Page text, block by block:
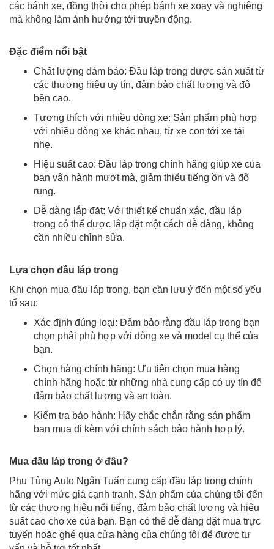
các bánh xe, đồng thời cho phép bánh xe xoay và nghiêng
mà không làm ảnh hưởng tới truyền động.
Đặc điểm nổi bật
Chất lượng đảm bảo: Đầu láp trong được sản xuất từ
các thương hiệu uy tín, đảm bảo chất lượng và độ
bền cao.
Tương thích với nhiều dòng xe: Sản phẩm phù hợp
với nhiều dòng xe khác nhau, từ xe con tới xe tải
nhẹ.
Hiệu suất cao: Đầu láp trong chính hãng giúp xe của
bạn vận hành mượt mà, giảm thiểu tiếng ồn và độ
rung.
Dễ dàng lắp đặt: Với thiết kế chuẩn xác, đầu láp
trong có thể được lắp đặt một cách dễ dàng, không
cần nhiều chỉnh sửa.
Lựa chọn đầu láp trong
Khi chọn mua đầu láp trong, bạn cần lưu ý đến một số yếu
tố sau:
Xác định đúng loại: Đảm bảo rằng đầu láp trong bạn
chọn phải phù hợp với dòng xe và model cụ thể của
bạn.
Chọn hàng chính hãng: Ưu tiên chọn mua hàng
chính hãng hoặc từ những nhà cung cấp có uy tín để
đảm bảo chất lượng và an toàn.
Kiểm tra bảo hành: Hãy chắc chắn rằng sản phẩm
bạn mua đi kèm với chính sách bảo hành hợp lý.
Mua đầu láp trong ở đâu?
Phụ Tùng Auto Ngân Tuấn cung cấp đầu láp trong chính
hãng với mức giá cạnh tranh. Sản phẩm của chúng tôi đến
từ các thương hiệu nổi tiếng, đảm bảo chất lượng và hiệu
suất cao cho xe của bạn. Bạn có thể dễ dàng đặt mua trực
tuyến hoặc ghé qua cửa hàng của chúng tôi để được tư